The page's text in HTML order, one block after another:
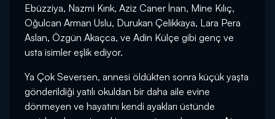
Ebüzziya, Nazmi Kırık, Aziz Caner İnan, Mine Kılıç,
Oğulcan Arman Uslu, Durukan Çelikkaya, Lara Pera
Aslan, Özgün Akaçca, ve Adin Külçe gibi genç ve
usta isimler eşlik ediyor.
Ya Çok Seversen, annesi öldükten sonra küçük yaşta
gönderildiği yatılı okuldan bir daha aile evine
dönmeyen ve hayatını kendi ayakları üstünde